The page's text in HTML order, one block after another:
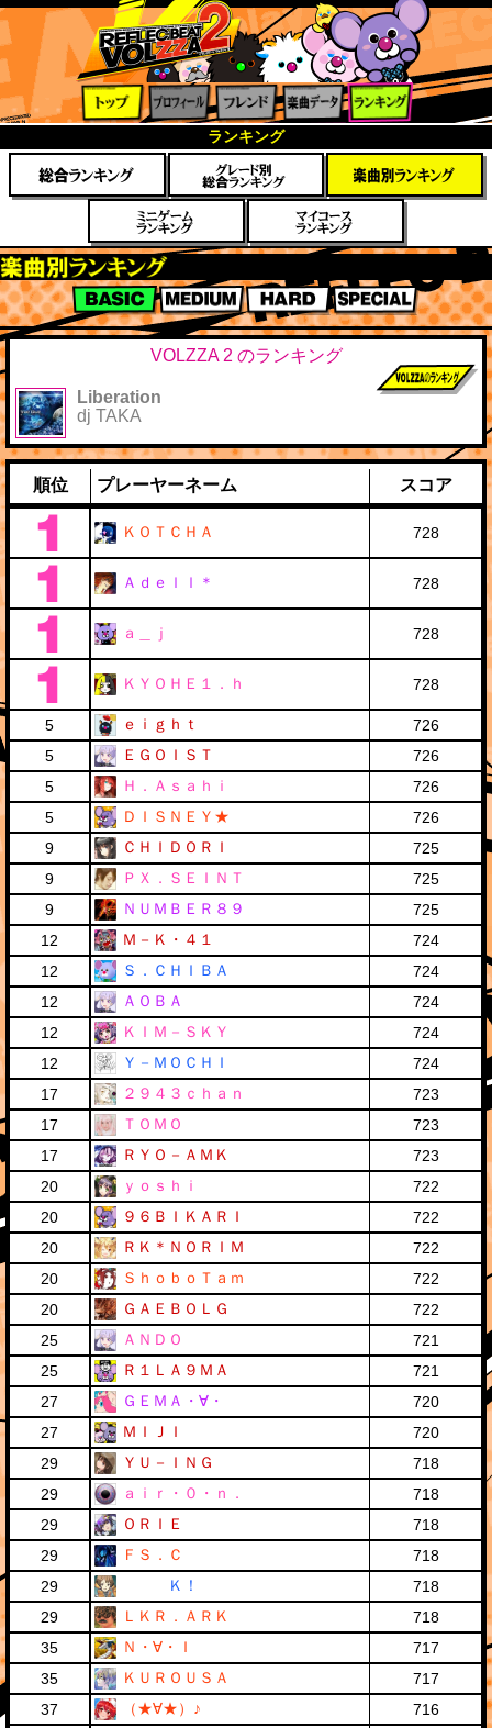
ィール
フレン
ド
楽曲デ
ータ
ング
ランキング
楽曲別スコアランキング
BASIC MEDIUM HARD SPECIAL
VOLZZA 2 のランキング
Liberation
dj TAKA
順位 プレーヤーネーム スコア
ＫＯＴＣＨＡ 728
Ａｄｅｌｌ＊ 728
ａ＿ｊ 728
ＫＹＯＨＥ１．ｈ 728
5 ｅｉｇｈｔ
726
5
ＥＧＯＩＳＴ
726
5
Ｈ．Ａｓａｈｉ
726
5
ＤＩＳＮＥＹ★
726
9
ＣＨＩＤＯＲＩ
725
9
ＰＸ．ＳＥＩＮＴ
725
9
ＮＵＭＢＥＲ８９
725
12
Ｍ－Ｋ・４１
724
12
Ｓ．ＣＨＩＢＡ
724
12
ＡＯＢＡ
724
12
ＫＩＭ－ＳＫＹ
724
12
Ｙ－ＭＯＣＨＩ
724
17
２９４３ｃｈａｎ
723
17
ＴＯＭＯ
723
17
ＲＹＯ－ＡＭＫ
723
20
ｙｏｓｈｉ
722
20
９６ＢＩＫＡＲＩ
722
20
ＲＫ＊ＮＯＲＩＭ
722
20
ＳｈｏｂｏＴａｍ
722
20
ＧＡＥＢＯＬＧ
722
25
ＡＮＤＯ
721
25
Ｒ１ＬＡ９ＭＡ
721
27
ＧＥＭＡ・∀・
720
27
ＭＩＪＩ
720
29
ＹＵ－ＩＮＧ
718
29
ａｉｒ・０・ｎ．
718
29
ＯＲＩＥ
718
29
ＦＳ．Ｃ
718
29
Ｋ！
718
29
ＬＫＲ．ＡＲＫ
718
35
Ｎ・∀・Ｉ
717
35
ＫＵＲＯＵＳＡ
717
37
（★∀★）♪
716